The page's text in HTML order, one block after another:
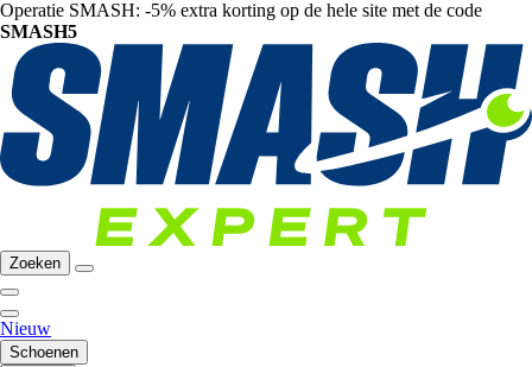
Operatie SMASH: -5% extra korting op de hele site met de code
SMASH5
Zoeken
Nieuw
Schoenen